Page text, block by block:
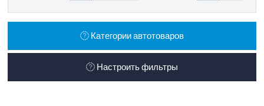
Категории автотоваров
Настроить фильтры